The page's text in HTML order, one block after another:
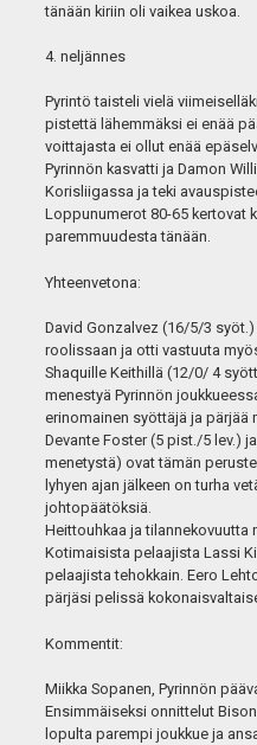
tänään kiriin oli vaikea uskoa.
4. neljännes
Pyrintö taisteli vielä
pistettä lähemmäksi ei enää
voittajasta ei ollut enää
Pyrinnön kasvatti ja Damon
Korisliigassa ja teki
Loppunumerot 80-65 kertovat
paremmuudesta tänään.
Yhteenvetona:
David Gonzalvez (16/5/3
roolissaan ja otti vastuuta
Shaquille Keithillä (12/0/ 4
menestyä Pyrinnön
erinomainen syöttäjä ja
Devante Foster (5 pist./5 lev.)
menetystä) ovat tämän
lyhyen ajan jälkeen on turha
johtopäätöksiä.
Heittouhkaa ja tilannekovuutta
Kotimaisista pelaajista Lassi
pelaajista tehokkain. Eero
pärjäsi pelissä
Kommentit:
Miikka Sopanen, Pyrinnön
Ensimmäiseksi onnittelut
lopulta parempi joukkue ja